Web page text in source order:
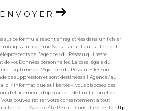
ENVOYER
sur ce formulaire sont enregistrées dans un fichier
agissant comme Sous-traitant du traitement
prospects de l'Agence / du Réseau qui reste
vos Données personnelles. La base légale du
légitime de l'Agence / du Réseau. Elles sont
de suppression et sont destinées à l'Agence / au
loi « informatique et libertés », vous disposez des
d’effacement, d’opposition, de limitation et de
Vous pouvez retirer votre consentement à tout
l’Agence / Le Réseau. Consultez le site http